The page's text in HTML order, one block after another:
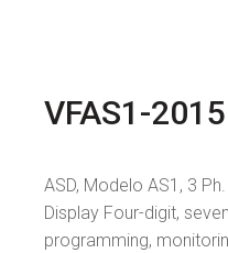
VFAS1-
ASD, Modelo AS1, 3
Display Four-digit,
programming,